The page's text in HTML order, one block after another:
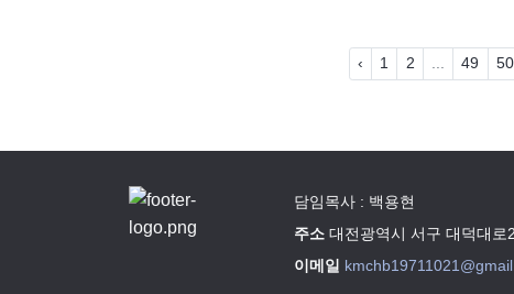
‹ 1 2 ... 49 50
담임목사 : 백용현
주소대전광역시 서구 대덕대로
이메일